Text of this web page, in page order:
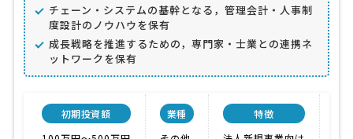
チェーン・システムの基幹となる，管理会計・人事制
度設計のノウハウを保有
成長戦略を推進するための，専門家・士業との連携ネ
ットワークを保有
初期投資額
業種
特徴